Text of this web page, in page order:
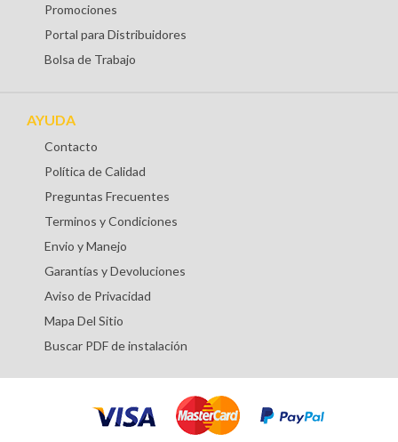
Promociones
Portal para Distribuidores
Bolsa de Trabajo
AYUDA
Contacto
Política de Calidad
Preguntas Frecuentes
Terminos y Condiciones
Envio y Manejo
Garantías y Devoluciones
Aviso de Privacidad
Mapa Del Sitio
Buscar PDF de instalación